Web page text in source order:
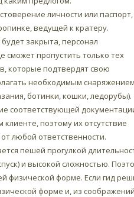
личности или паспорт,
ведущей к кратеру.
закрыта, персонал
сможет пропустить только тех
которые подтвердят свою
необходимым
ботинки, кошки, ледорубы).
соответствующей
поэтому их отсутствие
любой ответственности.
пешей прогулкой
и высокой сложностью.
физической форме. Если гид
форме и, из